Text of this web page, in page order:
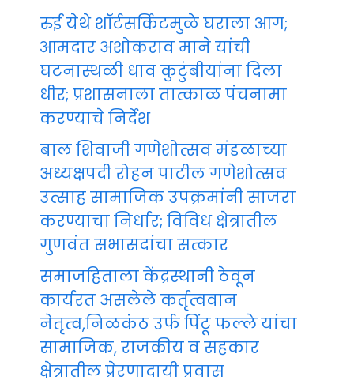
रुई येथे शॉर्टसर्किटमुळे घराला आग;
आमदार अशोकराव माने यांची
घटनास्थळी धाव कुटुंबीयांना दिला
धीर; प्रशासनाला तात्काळ पंचनामा
करण्याचे निर्देश
बाल शिवाजी गणेशोत्सव मंडळाच्या
अध्यक्षपदी रोहन पाटील गणेशोत्सव
उत्साह सामाजिक उपक्रमांनी साजरा
करण्याचा निर्धार; विविध क्षेत्रातील
गुणवंत सभासदांचा सत्कार
समाजहिताला केंद्रस्थानी ठेवून
कार्यरत असलेले कर्तृत्ववान
नेतृत्व,निळकंठ उर्फ पिंटू फल्ले यांचा
सामाजिक, राजकीय व सहकार
क्षेत्रातील प्रेरणादायी प्रवास